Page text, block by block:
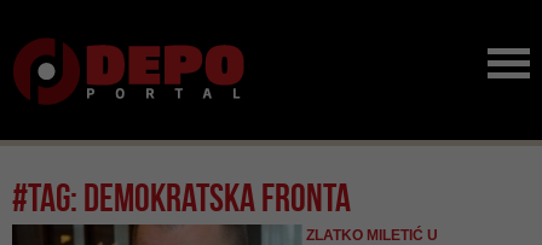
#tag: demokratska fronta
ZLATKO MILETIĆ U